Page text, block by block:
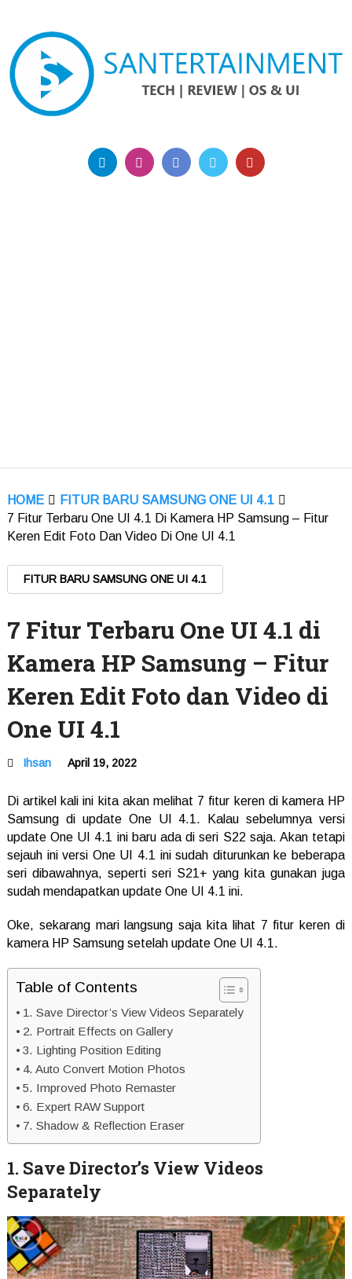
HOME
FITUR BARU SAMSUNG ONE UI 4.1
7 Fitur Terbaru One UI 4.1 Di Kamera HP Samsung – Fitur
Keren Edit Foto Dan Video Di One UI 4.1
FITUR BARU SAMSUNG ONE UI 4.1
7 Fitur Terbaru One UI 4.1 di
Kamera HP Samsung – Fitur
Keren Edit Foto dan Video di
One UI 4.1
Ihsan April 19, 2022
Di artikel kali ini kita akan melihat 7 fitur keren di kamera HP
Samsung di update One UI 4.1. Kalau sebelumnya versi
update One UI 4.1 ini baru ada di seri S22 saja. Akan tetapi
sejauh ini versi One UI 4.1 ini sudah diturunkan ke beberapa
seri dibawahnya, seperti seri S21+ yang kita gunakan juga
sudah mendapatkan update One UI 4.1 ini.
Oke, sekarang mari langsung saja kita lihat 7 fitur keren di
kamera HP Samsung setelah update One UI 4.1.
Table of Contents
1. Save Director’s View Videos Separately
2. Portrait Effects on Gallery
3. Lighting Position Editing
4. Auto Convert Motion Photos
5. Improved Photo Remaster
6. Expert RAW Support
7. Shadow & Reflection Eraser
1. Save Director’s View Videos
Separately